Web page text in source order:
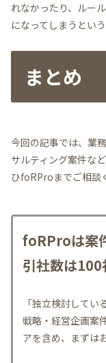
れなかったり、ルー
になってしまうとい
まとめ
今回の記事では、業
サルティング案件な
ひfoRProまでご相談
foRProは案
引社数は100
「独立検討して
戦略・経営企画案
アを含め、まずは